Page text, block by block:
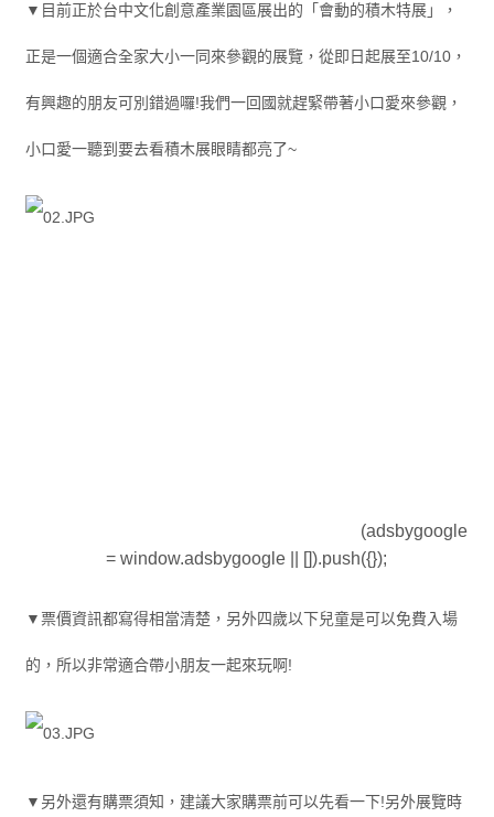
▼目前正於台中文化創意產業園區展出的「會動的積木特展」，
正是一個適合全家大小一同來參觀的展覽，從即日起展至10/10，
有興趣的朋友可別錯過囉!我們一回國就趕緊帶著小口愛來參觀，
小口愛一聽到要去看積木展眼睛都亮了~
(adsbygoogle
= window.adsbygoogle || []).push({});
▼票價資訊都寫得相當清楚，另外四歲以下兒童是可以免費入場
的，所以非常適合帶小朋友一起來玩啊!
▼另外還有購票須知，建議大家購票前可以先看一下!另外展覽時